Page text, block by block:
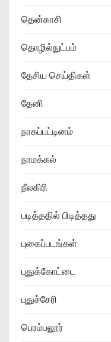
தென்காசி
தொழில்நுட்பம்
தேசிய செய்திகள்
தேனி
நாகப்பட்டினம்
நாமக்கல்
நீலகிரி
படித்ததில் பிடித்தது
புகைப்படங்கள்
புதுக்கோட்டை
புதுச்சேரி
பெரம்பலூர்